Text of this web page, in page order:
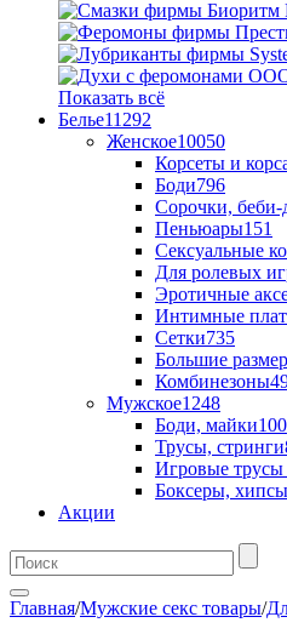
Показать всё
Белье11292
Женское10050
Корсеты и
Боди796
Сорочки, беби-
Пеньюары151
Сексуальные
Для ролевых
Эротичные
Интимные
Сетки735
Большие
Комбинезоны
Мужское1248
Боди, майки100
Трусы, стринги
Игровые
Боксеры, хипсы
Акции
Главная/Мужские секс товары/